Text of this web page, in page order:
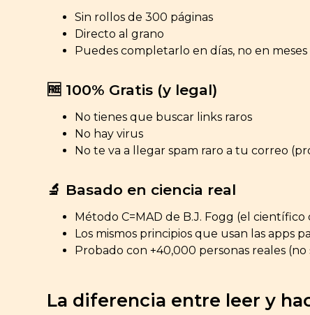
Sin rollos de 300 páginas
Directo al grano
Puedes completarlo en días, no en meses
🆓 100% Gratis (y legal)
No tienes que buscar links raros
No hay virus
No te va a llegar spam raro a tu correo
🔬 Basado en ciencia real
Método C=MAD de B.J. Fogg (el
Los mismos principios que usan las apps
Probado con +40,000 personas reales (no
La diferencia entre leer y